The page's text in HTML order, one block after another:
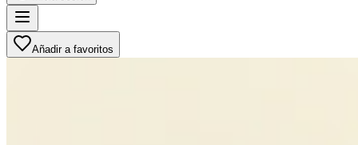
Añadir a favoritos